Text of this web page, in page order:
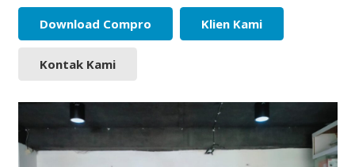
Download Compro Klien Kami
Kontak Kami